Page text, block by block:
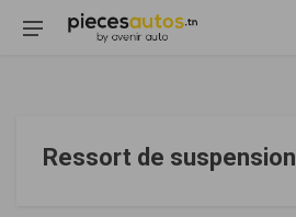
Ressort de suspension